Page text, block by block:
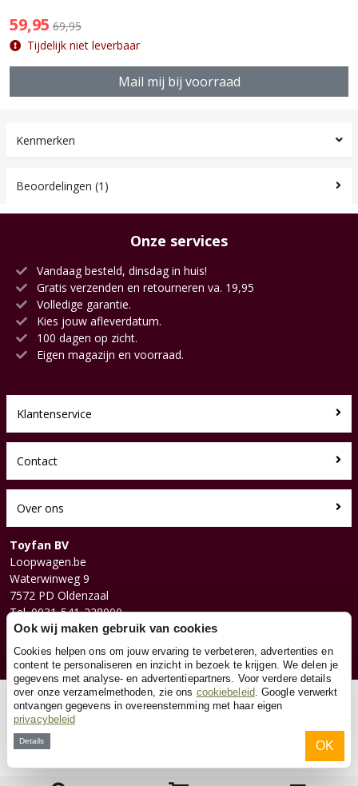
59,95 69,95
Tijdelijk niet leverbaar
Mail mij bij voorraad
Kenmerken
Beoordelingen (1)
Onze services
Vandaag besteld, dinsdag in huis!
Gratis verzenden en retourneren va. 19,95
Volledige garantie.
Kies jouw afleverdatum.
100 dagen op zicht.
Eigen magazijn en voorraad.
Klantenservice
Contact
Over ons
Toyfan BV
Loopwagen.be
Waterwinweg 9
7572 PD Oldenzaal
Tel. 0031-541-228000
Facebook
Instagram
© 2026 Toyfan BV
Ook wij maken gebruik van cookies
Cookies helpen ons om jouw ervaring te verbeteren, advertenties en
content te personaliseren en inzicht in bezoek te krijgen. We delen je
gegevens met analyse- en advertentiepartners. Voor verdere details
over onze verzamelmethoden, zie ons cookiebeleid. Google verwerkt
ontvangen gegevens in overeenstemming met haar eigen
privacybeleid
Details OK